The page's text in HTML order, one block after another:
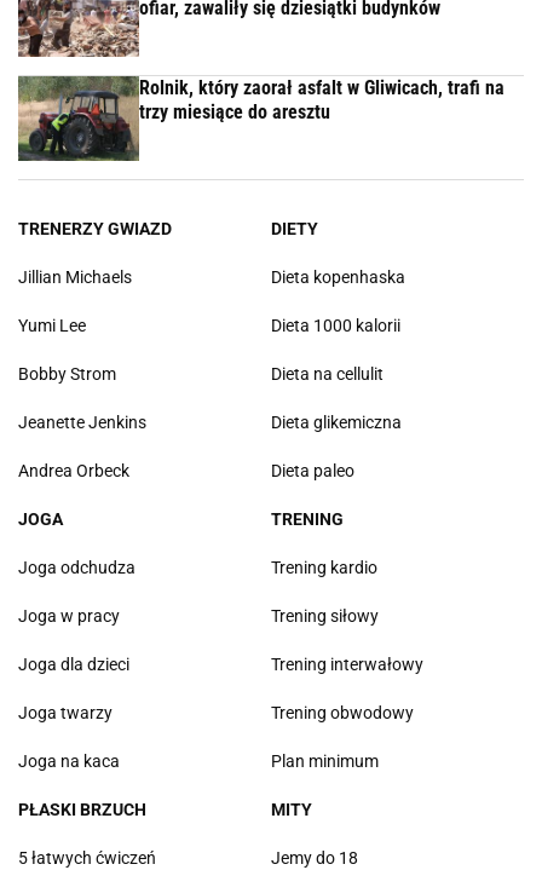
ofiar, zawaliły się dziesiątki budynków
Rolnik, który zaorał asfalt w Gliwicach, trafi na
trzy miesiące do aresztu
TRENERZY GWIAZD
Jillian Michaels
Yumi Lee
Bobby Strom
Jeanette Jenkins
Andrea Orbeck
DIETY
Dieta kopenhaska
Dieta 1000 kalorii
Dieta na cellulit
Dieta glikemiczna
Dieta paleo
JOGA
Joga odchudza
Joga w pracy
Joga dla dzieci
Joga twarzy
Joga na kaca
TRENING
Trening kardio
Trening siłowy
Trening interwałowy
Trening obwodowy
Plan minimum
PŁASKI BRZUCH
5 łatwych ćwiczeń
MITY
Jemy do 18